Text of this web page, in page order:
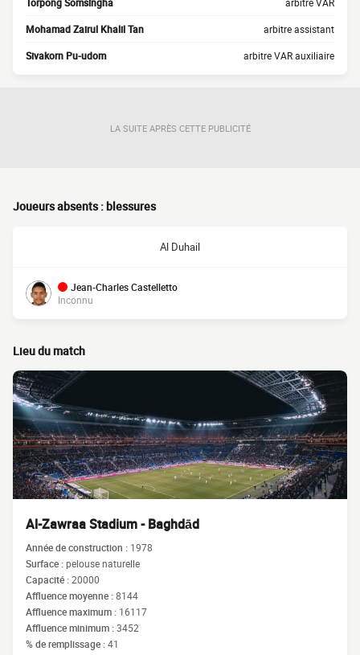
Mohamad Zairul Khalil Tan arbitre assistant
Sivakorn Pu-udom arbitre VAR auxiliaire
LA SUITE APRÈS CETTE PUBLICITÉ
Joueurs absents : blessures
Al Duhail
Jean-Charles Castelletto
Inconnu
Lieu du match
Al-Zawraa Stadium - Baghdād
Année de construction : 1978
Surface :pelouse naturelle
Capacité :20000
Affluence moyenne :8144
Affluence maximum : 16117
Affluence minimum :3452
% de remplissage :41